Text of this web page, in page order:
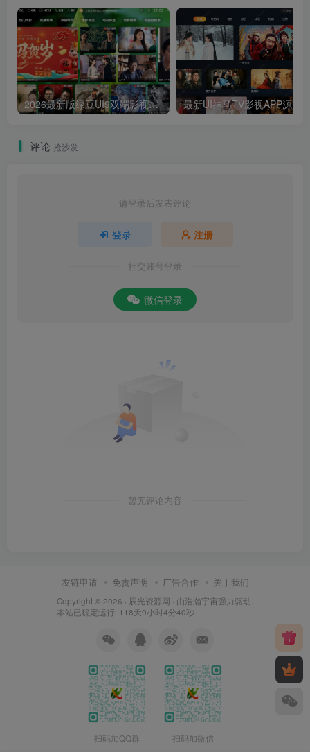
2026最新版绿豆UI9双端影视APP源码
评论 抢沙发
请登录后发表评论
登录 注册
社交账号登录
微信登录
暂无评论内容
友链申请 免责声明 广告合作 关于我们
Copyright © 2026 · 辰光资源网 · 由浩瀚宇宙强力驱动.
本站已稳定运行: 118天9小时4分40秒
扫码加QQ群 扫码加微信